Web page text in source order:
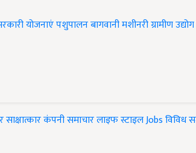
योजनाएंपशुपालनबागवानीमशीनरीग्रामीण उद्योग
साक्षात्कारकंपनी समाचारलाइफ स्टाइलJobsविविध